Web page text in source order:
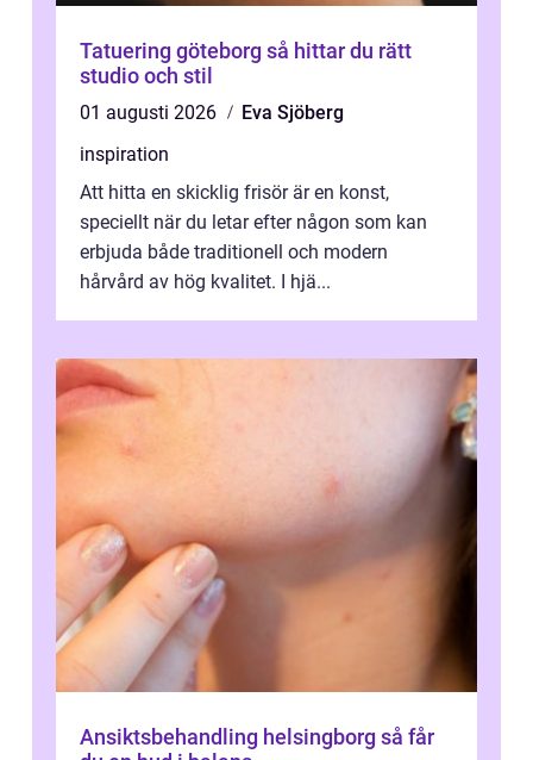
Tatuering göteborg så hittar du rätt
studio och stil
01 augusti 2026
Eva Sjöberg
inspiration
Att hitta en skicklig frisör är en konst,
speciellt när du letar efter någon som kan
erbjuda både traditionell och modern
hårvård av hög kvalitet. I hjä...
Ansiktsbehandling helsingborg så får